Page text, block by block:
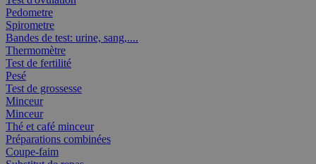
Pedometre
Spirometre
Bandes de test: urine, sang,....
Thermomètre
Test de fertilité
Pesé
Test de grossesse
Minceur
Minceur
Thé et café minceur
Préparations combinées
Coupe-faim